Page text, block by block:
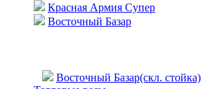
Красная Армия Супер
Восточный Базар
Восточный Базар(скл. стойка)